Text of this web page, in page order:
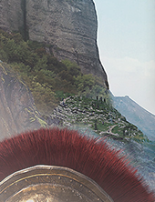
2:
-
GB
Assassin's Creed
Shadows
Размер: 117 GB